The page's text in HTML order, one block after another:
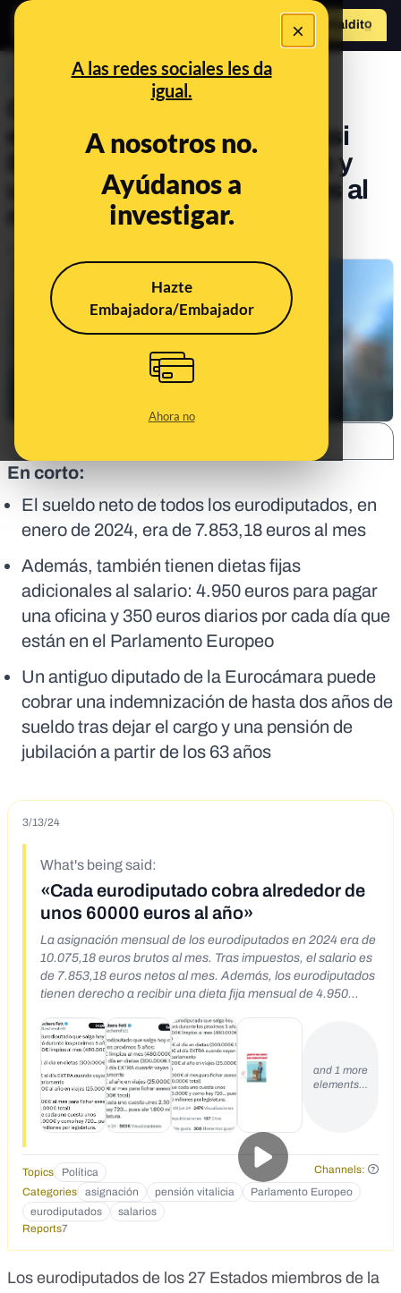
×
A las redes sociales les da
igual.
A nosotros no.
Ayúdanos a
investigar.
Hazte
Embajadora/Embajador
Ahora no
Hazte Maldito
PREBUNKING
Cuánto cobran los
eurodiputados en 2024: casi
8.000 euros de sueldo neto y
una dieta fija de 4.950 euros al
En corto:
El sueldo neto de todos los eurodiputados, en
enero de 2024, era de 7.853,18 euros al mes
Además, también tienen dietas fijas
adicionales al salario: 4.950 euros para pagar
una oficina y 350 euros diarios por cada día que
están en el Parlamento Europeo
Un antiguo diputado de la Eurocámara puede
cobrar una indemnización de hasta dos años de
sueldo tras dejar el cargo y una pensión de
jubilación a partir de los 63 años
3/13/24
What's being said:
«Cada eurodiputado cobra alrededor de
unos 60000 euros al año»
La asignación mensual de los eurodiputados en 2024 era de
10.075,18 euros brutos al mes. Tras impuestos, el salario es
de 7.853,18 euros netos al mes. Además, los eurodiputados
tienen derecho a recibir una dieta fija mensual de 4.950
de dietas diarias por acudir al Parlamento Europeo y a
percibir una pensión a partir de los 63 años y una
indemnización de hasta dos años de sueldo cuando dejan el
Parlamento Europeo
and 1 more
elements…
Topics Política
Channels:
Categories
asignación pensión vitalicia
Parlamento Europeo
eurodiputados
salarios
Reports7
Los eurodiputados de los 27 Estados miembros de la